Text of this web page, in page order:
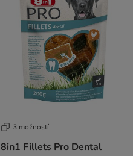
3 možností
8in1 Fillets Pro Dental